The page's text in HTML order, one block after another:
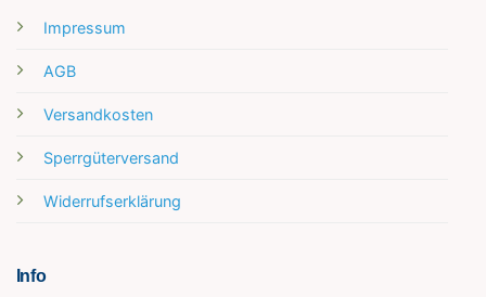
Impressum
AGB
Versandkosten
Sperrgüterversand
Widerrufserklärung
Info